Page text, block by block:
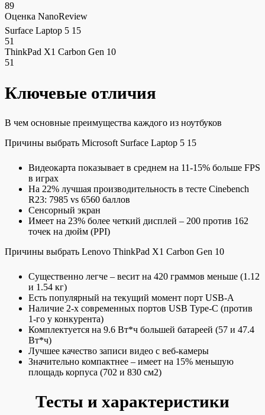
89
Оценка NanoReview
Surface Laptop 5 15
51
ThinkPad X1 Carbon Gen 10
51
Ключевые отличия
В чем основные преимущества каждого из ноутбуков
Причины выбрать Microsoft Surface Laptop 5 15
Видеокарта показывает в среднем на 11-15% больше FPS
в играх
На 22% лучшая производительность в тесте Cinebench
R23: 7985 vs 6560 баллов
Сенсорный экран
Имеет на 23% более четкий дисплей – 200 против 162
точек на дюйм (PPI)
Причины выбрать Lenovo ThinkPad X1 Carbon Gen 10
Существенно легче – весит на 420 граммов меньше (1.12
и 1.54 кг)
Есть популярный на текущий момент порт USB-A
Наличие 2-х современных портов USB Type-C (против
1-го у конкурента)
Комплектуется на 9.6 Вт*ч большей батареей (57 и 47.4
Вт*ч)
Лучшее качество записи видео c веб-камеры
Значительно компактнее – имеет на 15% меньшую
площадь корпуса (702 и 830 см2)
Тесты и характеристики